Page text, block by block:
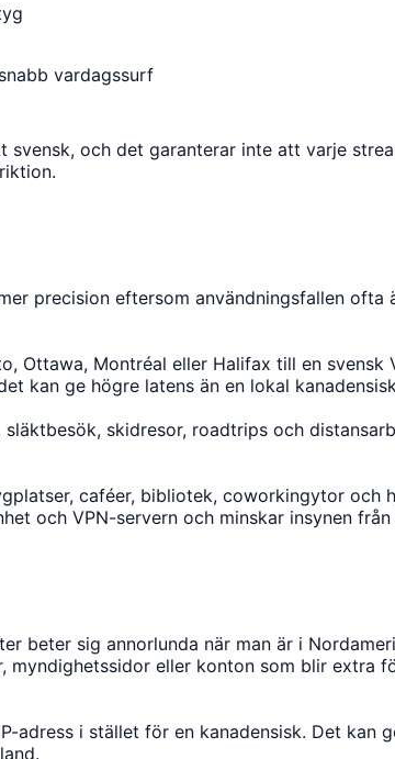
vardagssurf
och det garanterar inte att varje
precision eftersom användningsfallen ofta
Ottawa, Montréal eller Halifax till en
kan ge högre latens än en lokal
skidresor, roadtrips och
caféer, bibliotek, coworkingytor och
och VPN-servern och minskar insynen
beter sig annorlunda när man är i
myndighetssidor eller konton som blir extra
adress i stället för en kanadensisk. Det kan